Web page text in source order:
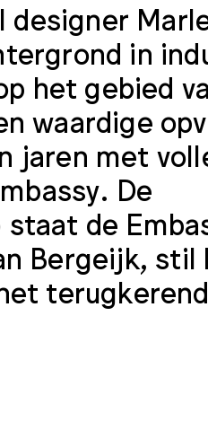
in
het gebied
waardige
jaren met
De
de
Bergeijk,